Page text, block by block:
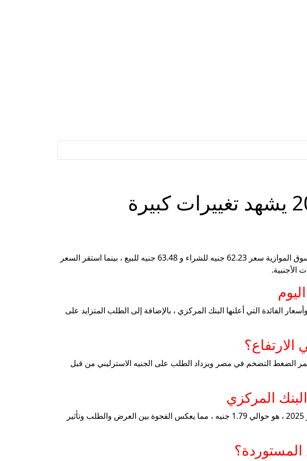
شهد سعر الجنيه الاسترليني في مصر اليوم ، 12 فبراير 2025 ، زيادة ملحوظة ، حيث سجل في السوق الموازية سعر 62.23 جنيه للشراء و 63.48 جنيه للبيع ، بينما استقر السعر
الفائدة التي أعلنها البنك المركزي ، بالإضافة إلى الطلب المتزايد على
الضغط التضخم في مصر ويزداد الطلب على الجنيه الاسترليني من قبل
المركزي
الفرق بين سعر الجنيه الاسترليني في السوق الموازية وسعره في البنك المركزي اليوم ، 12 فبراير 2025 ، هو حوالي 1.79 جنيه ، مما يعكس الفجوة بين العرض والطلب وتأثير
المستوردة؟